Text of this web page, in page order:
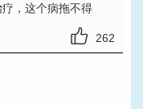
，这个病拖不得
262